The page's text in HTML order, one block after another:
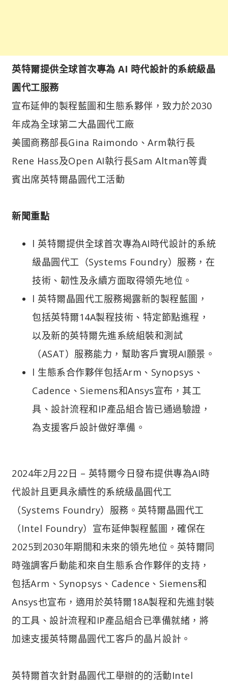
英特爾提供全球首次專為 AI 時代設計的系統級晶
圓代工服務
宣布延伸的製程藍圖和生態系夥伴，致力於2030
年成為全球第二大晶圓代工廠
美國商務部長Gina Raimondo、Arm執行長
Rene Hass及Open AI執行長Sam Altman等貴
賓出席英特爾晶圓代工活動
新聞重點
l 英特爾提供全球首次專為AI時代設計的系統
級晶圓代工（Systems Foundry）服務，在
技術、韌性及永續方面取得領先地位。
l 英特爾晶圓代工服務揭露新的製程藍圖，
包括英特爾14A製程技術、特定節點進程，
以及新的英特爾先進系統組裝和測試
（ASAT）服務能力，幫助客戶實現AI願景。
l 生態系合作夥伴包括Arm、Synopsys、
Cadence、Siemens和Ansys宣布，其工
具、設計流程和IP產品組合皆已通過驗證，
為支援客戶設計做好準備。
2024年2月22日 – 英特爾今日發布提供專為AI時
代設計且更具永續性的系統級晶圓代工
（Systems Foundry）服務。英特爾晶圓代工
（Intel Foundry）宣布延伸製程藍圖，確保在
2025到2030年期間和未來的領先地位。英特爾同
時強調客戶動能和來自生態系合作夥伴的支持，
包括Arm、Synopsys、Cadence、Siemens和
Ansys也宣布，適用於英特爾18A製程和先進封裝
的工具、設計流程和IP產品組合已準備就緒，將
加速支援英特爾晶圓代工客戶的晶片設計。
英特爾首次針對晶圓代工舉辦的的活動Intel